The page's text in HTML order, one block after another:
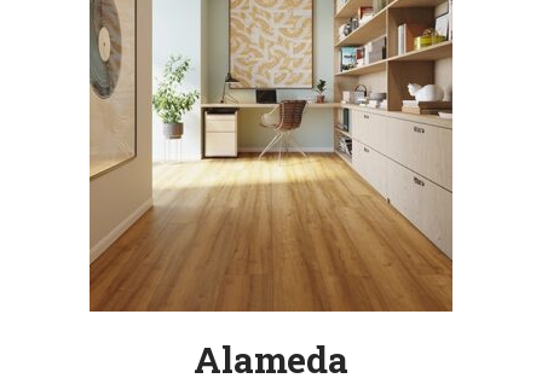
Alameda